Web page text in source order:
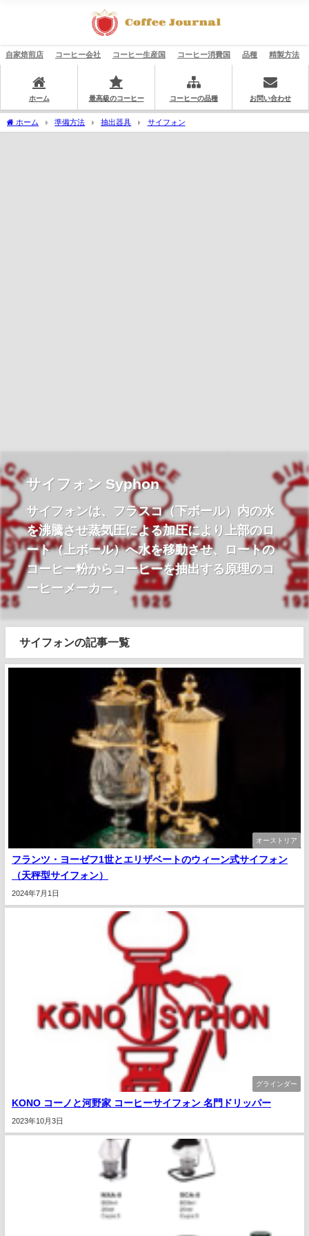
自家焙煎店 コーヒー会社 コーヒー生産国 コーヒー消費国 品種 精製方法
ホーム 最高級のコーヒー コーヒーの品種 お問い合わせ
ホーム 準備方法 抽出器具 サイフォン
サイフォン Syphon
サイフォンは、フラスコ（下ボール）内の水
を沸騰させ蒸気圧による加圧により上部のロ
ート（上ボール）へ水を移動させ、ロートの
コーヒー粉からコーヒーを抽出する原理のコ
ーヒーメーカー。
サイフォンの記事一覧
オーストリア
フランツ・ヨーゼフ1世とエリザベートのウィーン式サイフォン
（天秤型サイフォン）
2024年7月1日
グラインダー
KONO コーノと河野家 コーヒーサイフォン 名門ドリッパー
2023年10月3日